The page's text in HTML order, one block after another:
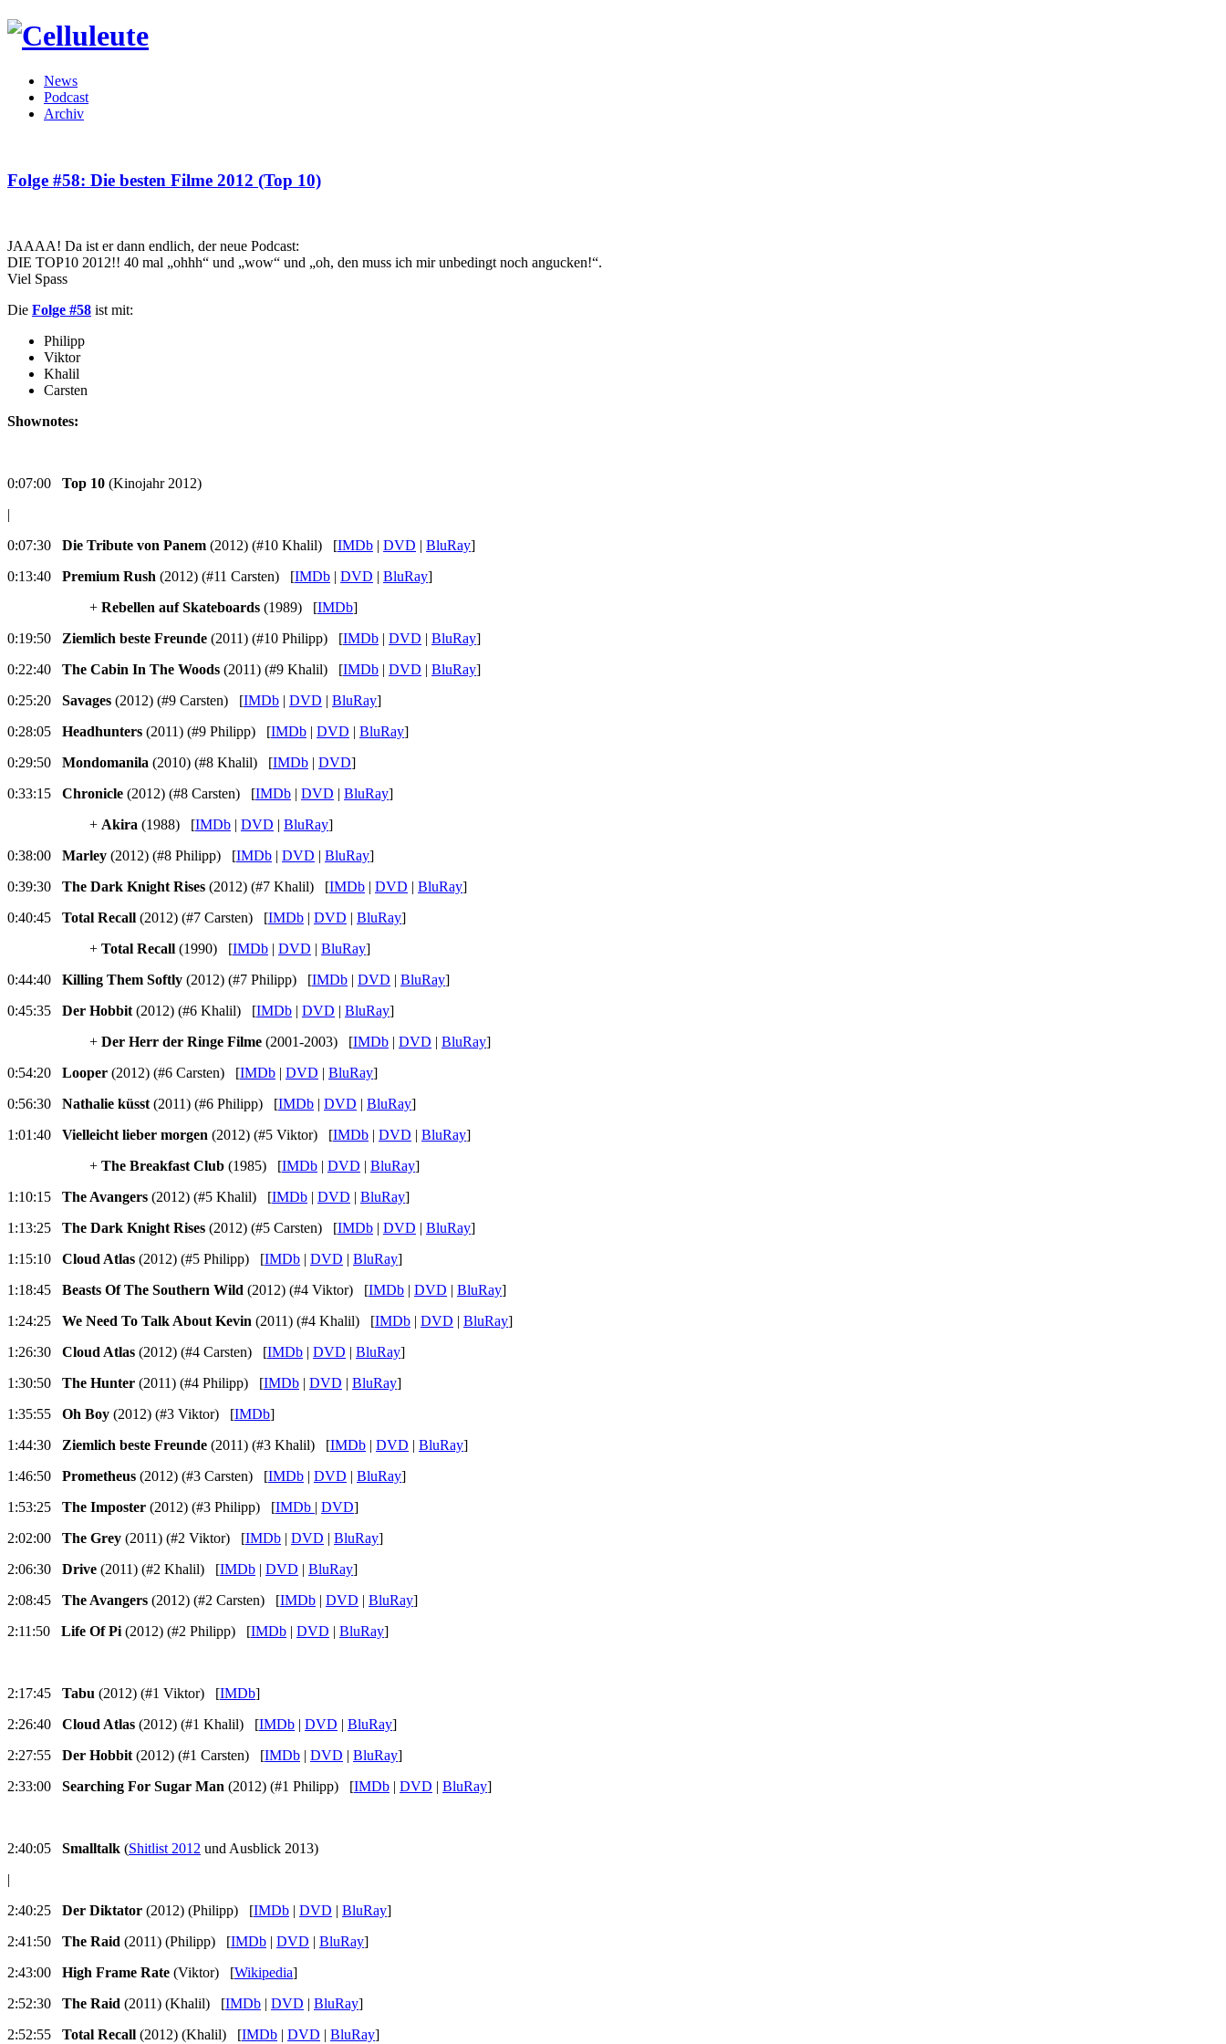
News
Podcast
Archiv
Folge #58: Die besten Filme 2012 (Top 10)
JAAAA! Da ist er dann endlich, der neue Podcast:
DIE TOP10 2012!! 40 mal „ohhh“ und „wow“ und „oh, den muss ich mir unbedingt noch angucken!“.
Viel Spass
Die Folge #58 ist mit:
Philipp
Viktor
Khalil
Carsten
Shownotes:
0:07:00 Top 10 (Kinojahr 2012)
|
0:07:30 Die Tribute von Panem (2012) (#10 Khalil) [IMDb | DVD | BluRay]
0:13:40 Premium Rush (2012) (#11 Carsten) [IMDb | DVD | BluRay]
+ Rebellen auf Skateboards (1989) [IMDb]
0:19:50 Ziemlich beste Freunde (2011) (#10 Philipp) [IMDb | DVD | BluRay]
0:22:40 The Cabin In The Woods (2011) (#9 Khalil) [IMDb | DVD | BluRay]
0:25:20 Savages (2012) (#9 Carsten) [IMDb | DVD | BluRay]
0:28:05 Headhunters (2011) (#9 Philipp) [IMDb | DVD | BluRay]
0:29:50 Mondomanila (2010) (#8 Khalil) [IMDb | DVD]
0:33:15 Chronicle (2012) (#8 Carsten) [IMDb | DVD | BluRay]
+ Akira (1988) [IMDb | DVD | BluRay]
0:38:00 Marley (2012) (#8 Philipp) [IMDb | DVD | BluRay]
0:39:30 The Dark Knight Rises (2012) (#7 Khalil) [IMDb | DVD | BluRay]
0:40:45 Total Recall (2012) (#7 Carsten) [IMDb | DVD | BluRay]
+ Total Recall (1990) [IMDb | DVD | BluRay]
0:44:40 Killing Them Softly (2012) (#7 Philipp) [IMDb | DVD | BluRay]
0:45:35 Der Hobbit (2012) (#6 Khalil) [IMDb | DVD | BluRay]
+ Der Herr der Ringe Filme (2001-2003) [IMDb | DVD | BluRay]
0:54:20 Looper (2012) (#6 Carsten) [IMDb | DVD | BluRay]
0:56:30 Nathalie küsst (2011) (#6 Philipp) [IMDb | DVD | BluRay]
1:01:40 Vielleicht lieber morgen (2012) (#5 Viktor) [IMDb | DVD | BluRay]
+ The Breakfast Club (1985) [IMDb | DVD | BluRay]
1:10:15 The Avangers (2012) (#5 Khalil) [IMDb | DVD | BluRay]
1:13:25 The Dark Knight Rises (2012) (#5 Carsten) [IMDb | DVD | BluRay]
1:15:10 Cloud Atlas (2012) (#5 Philipp) [IMDb | DVD | BluRay]
1:18:45 Beasts Of The Southern Wild (2012) (#4 Viktor) [IMDb | DVD | BluRay]
1:24:25 We Need To Talk About Kevin (2011) (#4 Khalil) [IMDb | DVD | BluRay]
1:26:30
Cloud Atlas (2012) (#4 Carsten) [IMDb | DVD | BluRay]
1:30:50 The Hunter (2011) (#4 Philipp) [IMDb | DVD | BluRay]
1:35:55 Oh Boy (2012) (#3 Viktor) [IMDb]
1:44:30 Ziemlich beste Freunde (2011) (#3 Khalil) [IMDb | DVD | BluRay]
1:46:50 Prometheus (2012) (#3 Carsten) [IMDb | DVD | BluRay]
1:53:25 The Imposter (2012) (#3 Philipp) [IMDb | DVD]
2:02:00 The Grey (2011) (#2 Viktor) [IMDb | DVD | BluRay]
2:06:30 Drive (2011) (#2 Khalil) [IMDb | DVD | BluRay]
2:08:45
The Avangers (2012) (#2 Carsten) [IMDb | DVD | BluRay]
2:11:50 Life Of Pi (2012) (#2 Philipp) [IMDb | DVD | BluRay]
2:17:45 Tabu (2012) (#1 Viktor) [IMDb]
2:26:40 Cloud Atlas (2012) (#1 Khalil) [IMDb | DVD | BluRay]
2:27:55 Der Hobbit (2012) (#1 Carsten) [IMDb | DVD | BluRay]
2:33:00 Searching For Sugar Man (2012) (#1 Philipp) [IMDb | DVD | BluRay]
2:40:05 Smalltalk (Shitlist 2012 und Ausblick 2013)
|
2:40:25 Der Diktator (2012) (Philipp) [IMDb | DVD | BluRay]
2:41:50 The Raid (2011) (Philipp) [IMDb | DVD | BluRay]
2:43:00 High Frame Rate (Viktor) [Wikipedia]
2:52:30 The Raid (2011) (Khalil) [IMDb | DVD | BluRay]
2:52:55 Total Recall (2012) (Khalil) [IMDb | DVD | BluRay]